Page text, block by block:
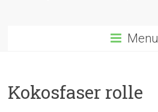
Menu
Kokosfaser rolle